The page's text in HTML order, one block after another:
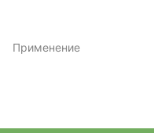
Применение